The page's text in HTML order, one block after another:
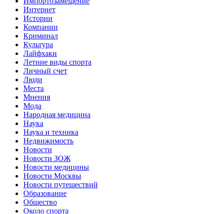
Интернет
Истории
Компании
Криминал
Культура
Лайфхаки
Летние виды спорта
Личный счет
Люди
Места
Мнения
Мода
Народная медицина
Наука
Наука и техника
Недвижимость
Новости
Новости ЗОЖ
Новости медицины
Новости Москвы
Новости путешествий
Образование
Общество
Около спорта